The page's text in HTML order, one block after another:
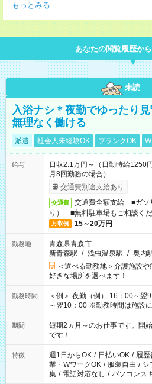
もっとみる
あなたの閲覧履歴か
未読
入浴ナシ＊夜勤でゆったり
無理なく働ける
派遣 社会人未経験OK ブランクOK
給与
日収2.1万円～（日勤時給
月8回勤務の場合）
交通費別途支給あり
交通費
交通費全額支給 ■ガソ
り） ■無料駐車場もご相談く
月収例 15～20万円
勤務地
青森県青森市
新青森駅 / 浅虫温泉駅 / 奥内
＜選べる勤務地＞介護施設
好きな場所を選べます！
勤務時間
＜例＞ 夜勤（例） 16：00～
～翌10：00 ※勤務時間は施設によって
みたい」 「しっかり稼ぎたい
い」など ご希望にあったお仕事をご
の方の場合は1～2ヶ月間は日
仕事に慣れてからの夜勤になります。 ★家庭の都合
必要な場合も遠慮なくご相談く
期間
短期2ヵ月～のお仕事です。
です！
特徴 週1日からOK / 日払いOK / 履歴
業・WワークOK / 服装自由 / シ
集 / 電話対応なし / パソコンス